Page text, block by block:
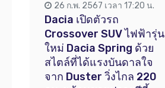
26 ก.พ. 2567 เวลา 17:20 น.
Dacia เปิดตัวรถ
Crossover SUV ไฟฟ้ารุ่น
ใหม่ Dacia Spring ด้วย
สไตล์ที่ได้แรงบันดาลใจ
จาก Duster วิ่งไกล 220